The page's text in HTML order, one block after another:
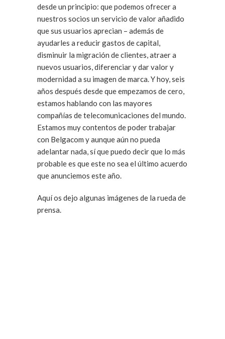
desde un principio: que podemos ofrecer a
nuestros socios un servicio de valor añadido
que sus usuarios aprecian – además de
ayudarles a reducir gastos de capital,
disminuir la migración de clientes, atraer a
nuevos usuarios, diferenciar y dar valor y
modernidad a su imagen de marca. Y hoy, seis
años después desde que empezamos de cero,
estamos hablando con las mayores
compañías de telecomunicaciones del mundo.
Estamos muy contentos de poder trabajar
con Belgacom y aunque aún no pueda
adelantar nada, sí que puedo decir que lo más
probable es que este no sea el último acuerdo
que anunciemos este año.
Aquí os dejo algunas imágenes de la rueda de
prensa.